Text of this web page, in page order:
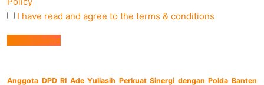
I have read and agree to the terms & conditions
Berita Utama
Anggota DPD RI Ade Yuliasih Perkuat Sinergi dengan Polda Banten